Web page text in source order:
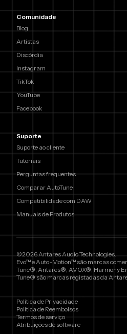
Comunidade
Blog
Artistas
Discórdia
Instagram
TikTok
YouTube
Facebook
Suporte
Suporte ao cliente
Tutoriais
Perguntas frequentes
Comparar AutoTune
Compatibilidade com DAW
Manuais de Produtos
©2026 Antares Audio Technologies.
Evo™ e Auto-Motion™ são marcas
Tune®, Antares®, AVOX®, Harmony
Tune® são marcas registadas da
Política de Privacidade
Política de Reembolsos
Termos de serviço
Atribuições de software